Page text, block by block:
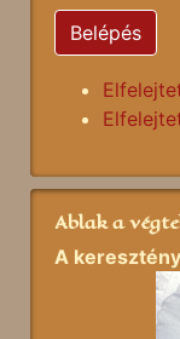
Belépés
Ablak a
A